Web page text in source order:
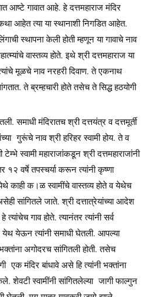
आष्टे गावात आहे. हे दत्तमहाराज मंदिर
आहेत त्या या स्थानाशी निगडित आहेत.
स्थापना केली होती म्हणून या गावाचे नाव
वास्तव्य होते. इथे श्री दत्तमहाराज या
मूळचे नाव नरहरी दिवाण. ते एकनाथ
ते ब्रम्हचारी होते तसेच ते सिद्ध हठयोगी
मंदिरातच श्री दत्तयंत्र व दत्तमूर्ती
गुरूंचे नाव श्री हरिहर स्वामी होय. ते व
स्वामी महाराजांकडून श्री दत्तमहाराजांनी
१२ वर्षे तपस्चर्या करून त्यांनी कृष्णा
काही क।ळ स्वामींचे वास्तव्य होते व येथेच
सांगितले जाते. श्री दत्तात्रेयांच्या आदेश
गाव होते. त्यानंतर त्यांनी सर्व
येऊन त्यांनी समाधी घेतली. आपल्या
अगोदरच सांगितली होती. तसेच
एक मंदिर बांधावे असे हि त्यांनी भक्तांना
शेवटी स्वामींनी सांगितलेल्या जागी फाल्गुन